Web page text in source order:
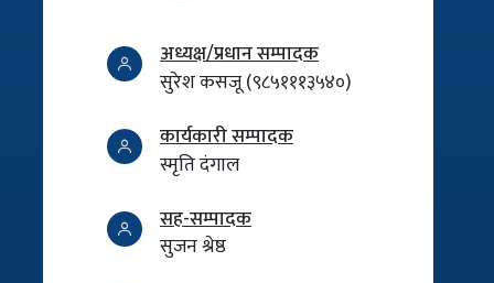
अध्यक्ष/प्रधान सम्पादक
सुरेश कसजू (९८५१११३५४०)
कार्यकारी सम्पादक
स्मृति दंगाल
सह-सम्पादक
सुजन श्रेष्ठ